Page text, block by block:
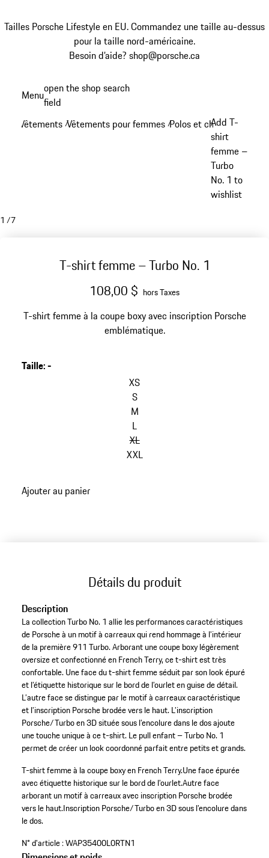
Tailles Porsche Lifestyle en EU. Commandez une taille au-dessus
pour la taille nord-américaine.
Besoin d’aide? shop@porsche.ca
principal
Menuopen the shop search
field
Vêtements /Vêtements pour femmes /Polos et chemises -
Add T-
shirt
femme –
Turbo
No. 1 to
wishlist
1 /7
T-shirt femme – Turbo No. 1
108,00 $ hors Taxes
T-shirt femme à la coupe boxy avec inscription Porsche
emblématique.
Taille:-
XS
S
M
L
XL
XXL
Ajouter au panier
Détails du produit
Description
La collection Turbo No. 1 allie les performances caractéristiques
de Porsche à un motif à carreaux qui rend hommage à l’intérieur
de la première 911 Turbo. Arborant une coupe boxy légèrement
oversize et confectionné en French Terry, ce t-shirt est très
confortable. Une face du t-shirt femme séduit par son look épuré
et l’étiquette historique sur le bord de l’ourlet en guise de détail.
L’autre face se distingue par le motif à carreaux caractéristique
et l’inscription Porsche brodée vers le haut. L’inscription
Porsche/Turbo en 3D située sous l’encolure dans le dos ajoute
une touche unique à ce t-shirt. Le pull enfant – Turbo No. 1
permet de créer un look coordonné parfait entre petits et grands.
T-shirt femme à la coupe boxy en French Terry.Une face épurée
avec étiquette historique sur le bord de l’ourlet.Autre face
arborant un motif à carreaux avec inscription Porsche brodée
vers le haut.Inscription Porsche/Turbo en 3D sous l’encolure dans
le dos.
N° d'article :WAP35400L0RTN1